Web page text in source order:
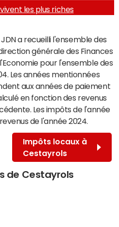
vivent les plus riches
a recueilli l'ensemble des
générale des Finances
pour l'ensemble des
Les années mentionnées
aux années de paiement
en fonction des revenus
Les impôts de l'année
de l'année 2024.
Impôts locaux à
Cestayrols
de Cestayrols